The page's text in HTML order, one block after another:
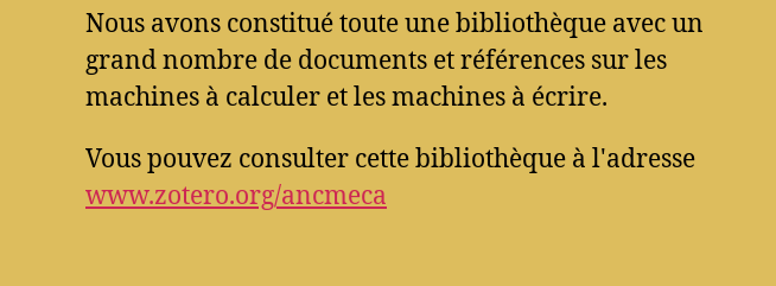
Nous avons constitué toute une bibliothèque avec un
grand nombre de documents et références sur les
machines à calculer et les machines à écrire.
Vous pouvez consulter cette bibliothèque à l'adresse
www.zotero.org/ancmeca